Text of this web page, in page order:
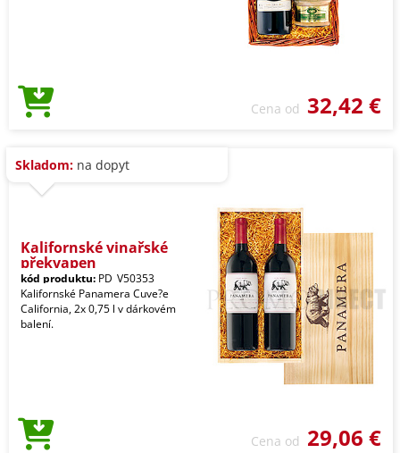
Cena od 32,42 €
Skladom: na dopyt
Kalifornské vinařské
překvapen
kód produktu: PD_V50353
Kalifornské Panamera Cuve?e
California, 2x 0,75 l v dárkovém
balení.
Cena od 29,06 €